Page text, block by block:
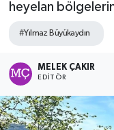
heyelan
#Yılmaz Büyükaydın
MELEK ÇAKIR
EDITÖR
Haber Arşivi